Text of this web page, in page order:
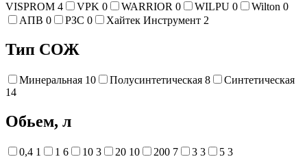
VISPROM 4 VPK 0 WARRIOR 0 WILPU 0 Wilton 0
АПВ 0 РЗС 0 Хайтек Инструмент 2
Тип СОЖ
Минеральная 10 Полусинтетическая 8
Синтетическая
14
Обьем, л
0,4 1 1 6 10 3 20 10 200 7 3 3 5 3